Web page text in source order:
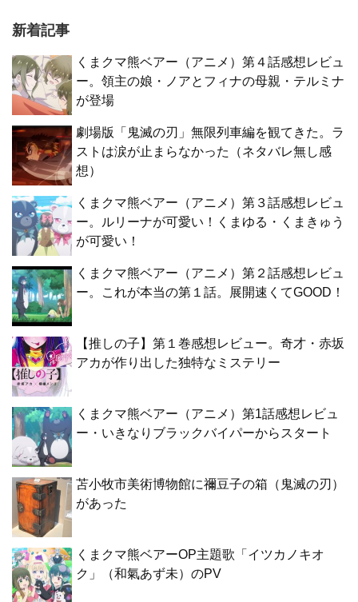
新着記事
くまクマ熊ベアー（アニメ）第４話感想レビュ
ー。領主の娘・ノアとフィナの母親・テルミナ
が登場
劇場版「鬼滅の刃」無限列車編を観てきた。ラ
ストは涙が止まらなかった（ネタバレ無し感
想）
くまクマ熊ベアー（アニメ）第３話感想レビュ
ー。ルリーナが可愛い！くまゆる・くまきゅう
が可愛い！
くまクマ熊ベアー（アニメ）第２話感想レビュ
ー。これが本当の第１話。展開速くてGOOD！
【推しの子】第１巻感想レビュー。奇才・赤坂
アカが作り出した独特なミステリー
くまクマ熊ベアー（アニメ）第1話感想レビュ
ー・いきなりブラックバイパーからスタート
苫小牧市美術博物館に禰豆子の箱（鬼滅の刃）
があった
くまクマ熊ベアーOP主題歌「イツカノキオ
ク」（和氣あず未）のPV